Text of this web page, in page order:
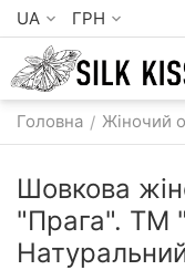
UA ГРН
Головна / Жіночий
Шовкова
"Прага". TM